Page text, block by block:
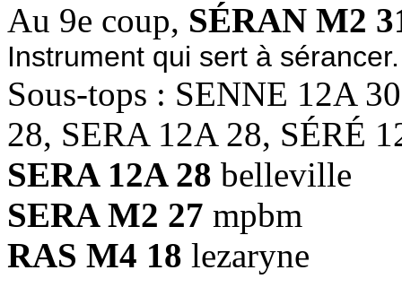
Au 9e coup, SÉRAN M2
Instrument qui sert à sérancer.
Sous-tops : SENNE 12A
28, SERA 12A 28, SÉRÉ
SERA 12A 28 belleville
SERA M2 27 mpbm
RAS M4 18 lezaryne